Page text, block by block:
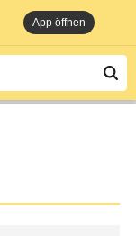
App öffnen